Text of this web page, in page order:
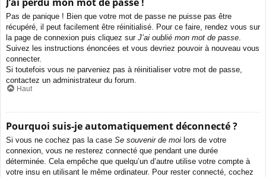
Pas de panique ! Bien que votre mot de passe ne puisse pas être
récupéré, il peut facilement être réinitialisé. Pour ce faire, rendez vous sur
la page de connexion puis cliquez sur J’ai oublié mon mot de passe.
Suivez les instructions énoncées et vous devriez pouvoir à nouveau vous
connecter.
Si toutefois vous ne parveniez pas à réinitialiser votre mot de passe,
contactez un administrateur du forum.
Haut
Pourquoi suis-je automatiquement déconnecté ?
Si vous ne cochez pas la case Se souvenir de moi lors de votre
connexion, vous ne resterez connecté que pendant une durée
déterminée. Cela empêche que quelqu’un d’autre utilise votre compte à
votre insu en utilisant le même ordinateur. Pour rester connecté, cochez